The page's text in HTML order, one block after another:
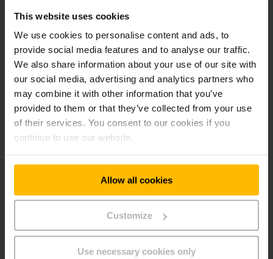
This website uses cookies
We use cookies to personalise content and ads, to
provide social media features and to analyse our traffic.
We also share information about your use of our site with
our social media, advertising and analytics partners who
may combine it with other information that you’ve
provided to them or that they’ve collected from your use
of their services. You consent to our cookies if you
continue to use our website.
Allow all cookies
Customize
Use necessary cookies only
1. Perché i clienti devono prestare particolare
scaffalatura?
2. Come si definisce precisamente la sua area
di responsabilità in Jungheinrich?
3. Quali sono le sfide quotidiane nella
tecnologia di magazzino?
4. Quali standard di qualità stabilisce
Jungheinrich per le scaffalature?
5. Che importanza attribuiscono i clienti alla
scelta della scaffalatura?